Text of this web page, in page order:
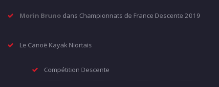
Morin Bruno dans Championnats de France Descente 2019
Le Canoë Kayak Niortais
Compétition Descente